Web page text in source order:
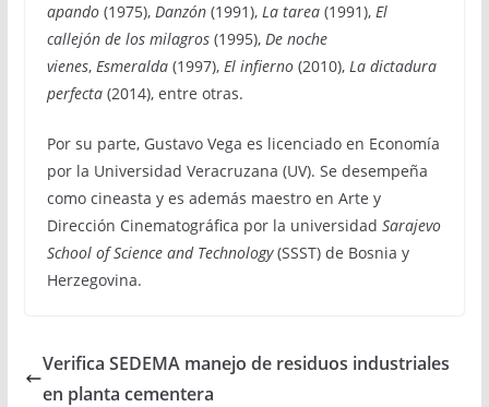
apando(1975), Danzón(1991), La tarea(1991), El
callejón de los milagros(1995), De noche
vienes, Esmeralda(1997), El infierno(2010), La dictadura
perfecta(2014), entre otras.
Por su parte, Gustavo Vega es licenciado en Economía
por la Universidad Veracruzana (UV). Se desempeña
como cineasta y es además maestro en Arte y
Dirección Cinematográfica por la universidad Sarajevo
School of Science and Technology(SSST) de Bosnia y
Herzegovina.
Verifica SEDEMA manejo de residuos industriales
en planta cementera